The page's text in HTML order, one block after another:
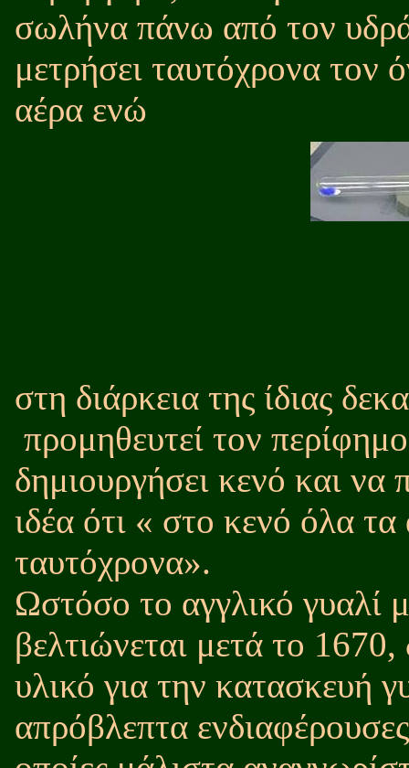
σωλήνα πάνω από τον
μετρήσει ταυτόχρονα τον
αέρα ενώ
στη διάρκεια της ίδιας
προμηθευτεί τον
δημιουργήσει κενό και
ιδέα ότι « στο κενό όλα τα
ταυτόχρονα».
Ωστόσο το αγγλικό γυαλί
βελτιώνεται μετά το
υλικό για την κατασκευή
απρόβλεπτα